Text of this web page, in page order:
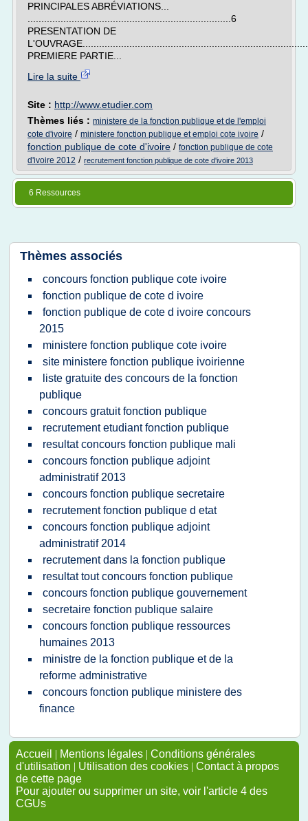
PRINCIPALES ABRÉVIATIONS...
..........................................................................6
PRESENTATION DE
PREMIERE PARTIE...
Lire la suite
Site : http://www.etudier.com
Thèmes liés : ministere de la fonction publique et de l'emploi
cote d'ivoire / ministere fonction publique et emploi cote ivoire /
fonction publique de cote d'ivoire / fonction publique de cote
d'ivoire 2012 / recrutement fonction publique de cote d'ivoire 2013
6 Ressources
Thèmes associés
concours fonction publique cote ivoire
fonction publique de cote d ivoire
fonction publique de cote d ivoire concours
2015
ministere fonction publique cote ivoire
site ministere fonction publique ivoirienne
liste gratuite des concours de la fonction
publique
concours gratuit fonction publique
recrutement etudiant fonction publique
resultat concours fonction publique mali
concours fonction publique adjoint
administratif 2013
concours fonction publique secretaire
recrutement fonction publique d etat
concours fonction publique adjoint
administratif 2014
recrutement dans la fonction publique
resultat tout concours fonction publique
concours fonction publique gouvernement
secretaire fonction publique salaire
concours fonction publique ressources
humaines 2013
ministre de la fonction publique et de la
reforme administrative
concours fonction publique ministere des
finance
Accueil | Mentions légales | Conditions générales
d'utilisation | Utilisation des cookies | Contact à propos
de cette page
Pour ajouter ou supprimer un site, voir l'article 4 des
CGUs